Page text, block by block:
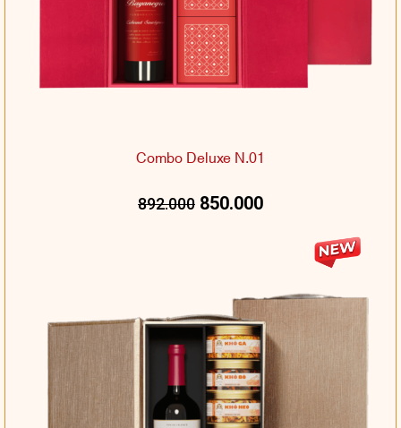
Combo Deluxe N.01
892.000 850.000